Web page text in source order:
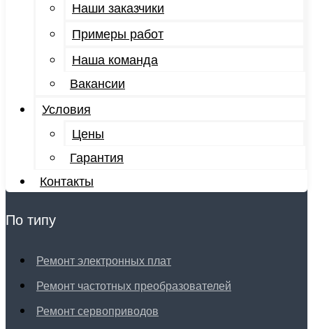
Наши заказчики
Примеры работ
Наша команда
Вакансии
Условия
Цены
Гарантия
Контакты
По типу
Ремонт электронных плат
Ремонт частотных преобразователей
Ремонт сервоприводов